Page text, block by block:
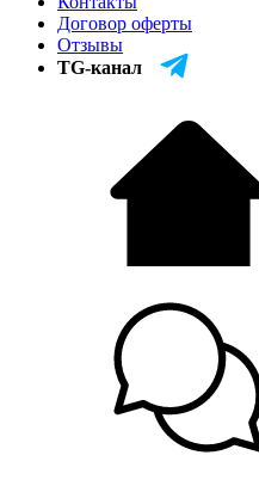
Договор оферты
Отзывы
TG-канал